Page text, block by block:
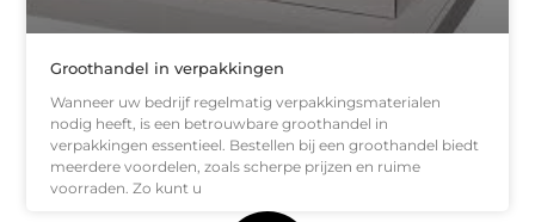
Groothandel in verpakkingen
Wanneer uw bedrijf regelmatig verpakkingsmaterialen
nodig heeft, is een betrouwbare groothandel in
verpakkingen essentieel. Bestellen bij een groothandel biedt
meerdere voordelen, zoals scherpe prijzen en ruime
voorraden. Zo kunt u